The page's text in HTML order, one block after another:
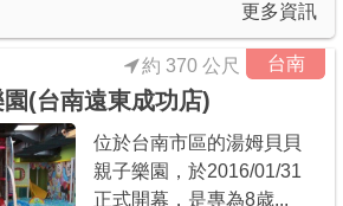
更多資訊
台南
約 370 公尺
(台南遠東成功店)
位於台南市區的湯姆貝貝
親子樂園，於2016/01/31
正式開幕，是專為8歳...